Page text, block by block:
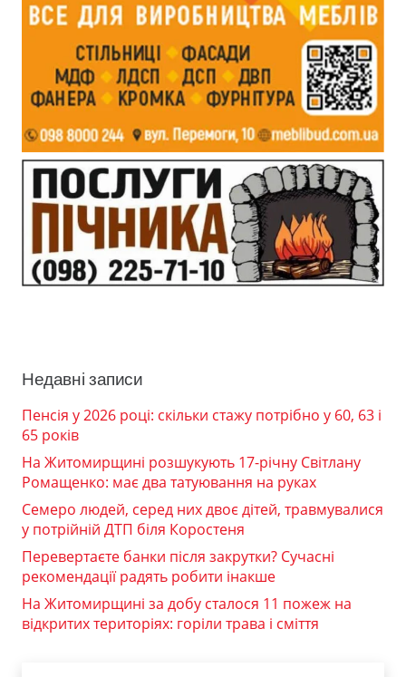
Недавні записи
Пенсія у 2026 році: скільки стажу потрібно у 60, 63 і
65 років
На Житомирщині розшукують 17-річну Світлану
Ромащенко: має два татуювання на руках
Семеро людей, серед них двоє дітей, травмувалися
у потрійній ДТП біля Коростеня
Перевертаєте банки після закрутки? Сучасні
рекомендації радять робити інакше
На Житомирщині за добу сталося 11 пожеж на
відкритих територіях: горіли трава і сміття